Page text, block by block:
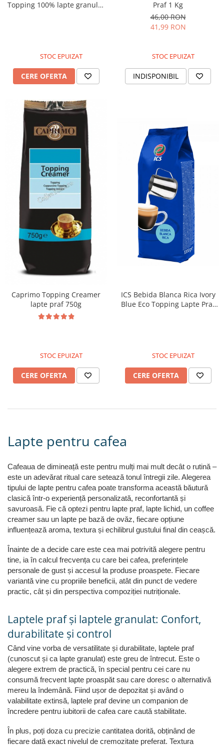
Topping 100% lapte granulat
STOC EPUIZAT
CERE OFERTA
Praf 1 Kg
46,00 RON
41,99 RON
STOC EPUIZAT
INDISPONIBIL
Caprimo Topping Creamer
lapte praf 750g
STOC EPUIZAT
CERE OFERTA
ICS Bebida Blanca Rica Ivory
Blue Eco Topping Lapte Praf
STOC EPUIZAT
CERE OFERTA
Lapte pentru cafea
Cafeaua de dimineață este pentru mulți mai mult decât o rutină –
este un adevărat ritual care setează tonul întregii zile. Alegerea
tipului de lapte pentru cafea poate transforma această băutură
clasică într-o experiență personalizată, reconfortantă și
savuroasă. Fie că optezi pentru lapte praf, lapte lichid, un coffee
creamer sau un lapte pe bază de ovăz, fiecare opțiune
influențează aroma, textura și echilibrul gustului final din ceașcă.
Înainte de a decide care este cea mai potrivită alegere pentru
tine, ia în calcul frecvența cu care bei cafea, preferințele
personale de gust și accesul la produse proaspete. Fiecare
variantă vine cu propriile beneficii, atât din punct de vedere
practic, cât și din perspectiva compoziției nutriționale.
Laptele praf și laptele granulat: Confort,
durabilitate și control
Când vine vorba de versatilitate și durabilitate, laptele praf
(cunoscut și ca lapte granulat) este greu de întrecut. Este o
alegere extrem de practică, în special pentru cei care nu
consumă frecvent lapte proaspăt sau care doresc o alternativă
mereu la îndemână. Fiind ușor de depozitat și având o
valabilitate extinsă, laptele praf devine un companion de
încredere pentru iubitorii de cafea care caută stabilitate.
În plus, poți doza cu precizie cantitatea dorită, obținând de
fiecare dată exact nivelul de cremozitate preferat. Textura